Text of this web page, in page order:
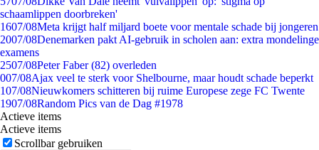
schaamlippen doorbreken'
1607/08Meta krijgt half miljard boete voor mentale schade bij jongeren
2007/08Denemarken pakt AI-gebruik in scholen aan: extra mondelinge
examens
2507/08Peter Faber (82) overleden
007/08Ajax veel te sterk voor Shelbourne, maar houdt schade beperkt
107/08Nieuwkomers schitteren bij ruime Europese zege FC Twente
1907/08Random Pics van de Dag #1978
Actieve items
Actieve items
Scrollbar gebruiken